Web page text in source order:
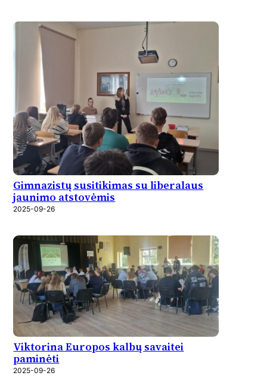
Gimnazistų susitikimas su liberalaus
jaunimo atstovėmis
2025-09-26
Viktorina Europos kalbų savaitei
paminėti
2025-09-26